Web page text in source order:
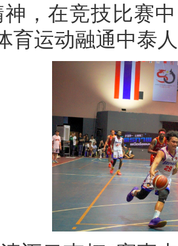
神，在竞技比赛
育运动融通中泰